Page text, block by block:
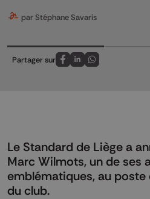
par Stéphane Savaris
Partager sur
Partagez sur FaceBook
Partagez sur LinkedIn
Partagez sur
Le Standard de Liège a
Marc Wilmots, un de ses
emblématiques, au
du club.